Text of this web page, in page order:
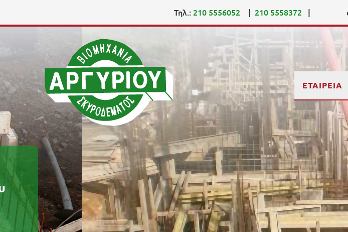
Τηλ.: 210 5556052 | 210 5558372 | e-
ΕΤΑΙΡΕΙΑ